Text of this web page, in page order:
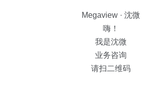
Megaview · 沈微
嗨！
我是沈微
业务咨询
请扫二维码